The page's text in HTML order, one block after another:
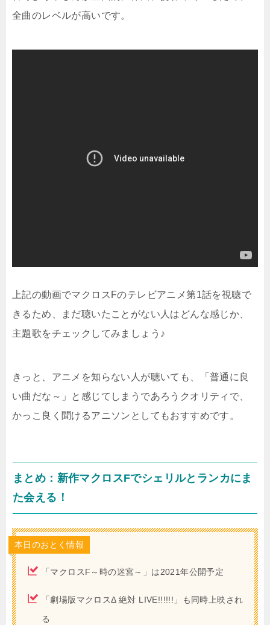
全曲のレベルが高いです。
上記の動画でマクロスFのテレビアニメ第1話を視聴で
きるため、まだ聴いたことがない人はどんな感じか、
主題歌をチェックしてみましょう♪
きっと、アニメを知らない人が聴いても、「普通に良
い曲だな～」と感じてしまうであろうクオリティで、
かっこ良く聞けるアニソンとしてもおすすめです。
まとめ：新作マクロスFでシェリルとランカにま
た会える！
本日のおとく情報
「マクロスF～時の迷宮～」は2021年公開予定
「劇場版マクロスΔ 絶対 LIVE!!!!!!」も同時上映され
る